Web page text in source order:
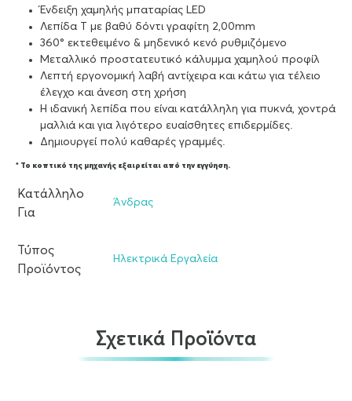
Ένδειξη χαμηλής μπαταρίας LED
Λεπίδα Τ με βαθύ δόντι γραφίτη 2,00mm
360° εκτεθειμένο & μηδενικό κενό ρυθμιζόμενο
Μεταλλικό προστατευτικό κάλυμμα χαμηλού προφίλ
Λεπτή εργονομική λαβή αντίχειρα και κάτω για τέλειο
έλεγχο και άνεση στη χρήση
Η ιδανική λεπίδα που είναι κατάλληλη για πυκνά, χοντρά
μαλλιά και για λιγότερο ευαίσθητες επιδερμίδες.
Δημιουργεί πολύ καθαρές γραμμές.
* Το κοπτικό της μηχανής εξαιρείται από την εγγύηση.
Κατάλληλο
Για
Άνδρας
Τύπος
Προϊόντος
Ηλεκτρικά Εργαλεία
Σχετικά Προϊόντα